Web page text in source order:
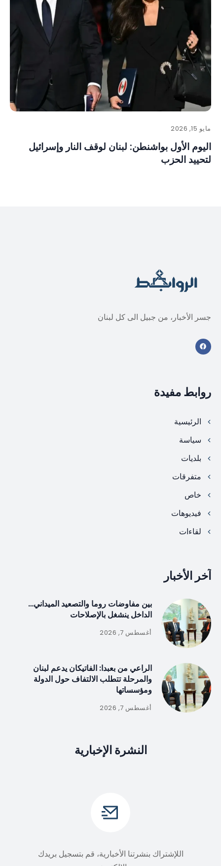
مايو 15, 2026
اليوم الأول بواشنطن: لبنان لوقف النار وإسرائيل
لتحييد الحزب
جسر الأخبار، من جبيل الى كل لبنان
روابط مفيدة
الرئيسية
سياسة
بلديات
متفرقات
خاص
فيديوهات
لقاءات
آخر الأخبار
بين مفاوضات روما والتصعيد الميداني…
الداخل ينشغل بالإصلاحات
أغسطس 7, 2026
الراعي من بعبدا: الفاتيكان يدعم لبنان
والمرحلة تتطلب الالتفاف حول الدولة
ومؤسساتها
أغسطس 7, 2026
النشرة الإخبارية
اللإشتراك بنشرتنا الأخبارية، قم بتسجيل بريدك